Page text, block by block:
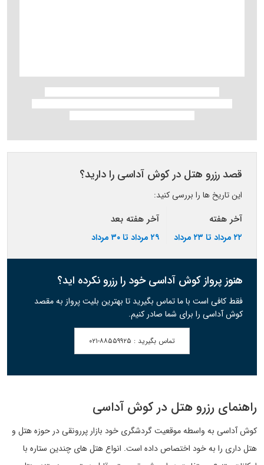
قصد رزرو هتل در کوش آداسی را دارید؟
این تاریخ ها را بررسی کنید:
آخر هفته
۲۲ مرداد تا ۲۳ مرداد
آخر هفته بعد
۲۹ مرداد تا ۳۰ مرداد
هنوز پرواز کوش آداسی خود را رزرو نکرده اید؟
فقط کافی است با ما تماس بگیرید تا بهترین بلیت پرواز به مقصد
کوش آداسی را برای شما صادر کنیم.
تماس بگیرید : ۰۲۱-۸۸۵۵۹۹۲۵
راهنمای رزرو هتل در کوش آداسی
کوش آداسی به واسطه موقعیت گردشگری خود بازار پررونقی در حوزه هتل و
هتل داری را به خود اختصاص داده است. انواع هتل های چندین ستاره با